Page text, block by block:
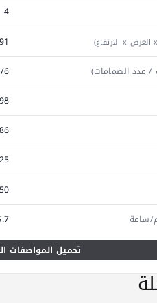
4
1544
/ عدد الصمامات)
6
cc
286
425
250
6.7
تحميل المواصفات